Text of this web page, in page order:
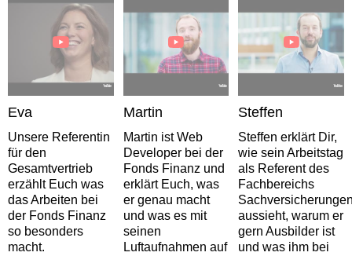
Eva
Unsere Referentin
für den
Gesamtvertrieb
erzählt Euch was
das Arbeiten bei
der Fonds Finanz
so besonders
macht.
Martin
Martin ist Web
Developer bei der
Fonds Finanz und
erklärt Euch, was
er genau macht
und was es mit
seinen
Luftaufnahmen auf
Steffen
Steffen erklärt Dir,
wie sein Arbeitstag
als Referent des
Fachbereichs
aussieht, warum er
gern Ausbilder ist
und was ihm bei